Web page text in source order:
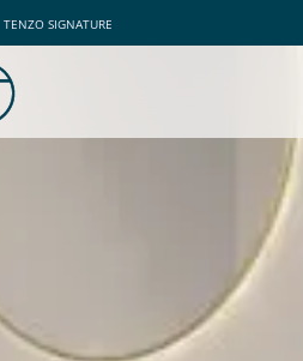
TENZO SIGNATURE